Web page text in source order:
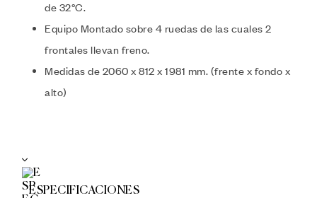
de 32°C.
Equipo Montado sobre 4 ruedas de las cuales 2
frontales llevan freno.
Medidas de 2060 x 812 x 1981 mm. (frente x fondo x
alto)
ESPECIFICACIONES